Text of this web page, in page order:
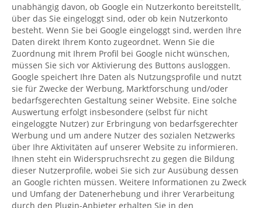
unabhängig davon, ob Google ein Nutzerkonto bereitstellt,
über das Sie eingeloggt sind, oder ob kein Nutzerkonto
besteht. Wenn Sie bei Google eingeloggt sind, werden Ihre
Daten direkt Ihrem Konto zugeordnet. Wenn Sie die
Zuordnung mit Ihrem Profil bei Google nicht wünschen,
müssen Sie sich vor Aktivierung des Buttons ausloggen.
Google speichert Ihre Daten als Nutzungsprofile und nutzt
sie für Zwecke der Werbung, Marktforschung und/oder
bedarfsgerechten Gestaltung seiner Website. Eine solche
Auswertung erfolgt insbesondere (selbst für nicht
eingeloggte Nutzer) zur Erbringung von bedarfsgerechter
Werbung und um andere Nutzer des sozialen Netzwerks
über Ihre Aktivitäten auf unserer Website zu informieren.
Ihnen steht ein Widerspruchsrecht zu gegen die Bildung
dieser Nutzerprofile, wobei Sie sich zur Ausübung dessen
an Google richten müssen. Weitere Informationen zu Zweck
und Umfang der Datenerhebung und ihrer Verarbeitung
durch den Plugin-Anbieter erhalten Sie in den